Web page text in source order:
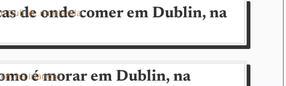
de onde comer em Dublin, na
é morar em Dublin, na